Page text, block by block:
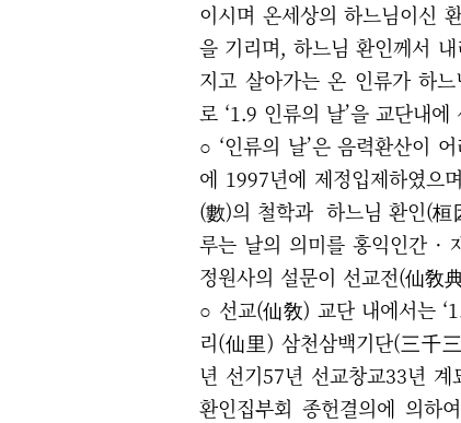
이시며 온세상의 하느님이신
을 기리며, 하느님 환인께서
지고 살아가는 온 인류가 하
로 ‘1.9 인류의 날’을 교단내에
○ ‘인류의 날’은음력환산이
에 1997년에 제정입제하였
(數)의 철학과하느님 환인(桓
루는 날의 의미를 홍익인간 ·
정원사의 설문이 선교전(仙敎
○ 선교(仙敎) 교단 내에서는 ‘
리(仙里) 삼천삼백기단(三千
년 선기57년 선교창교33년
환인집부회 종헌결의에 의하